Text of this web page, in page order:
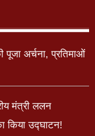
पूजा अर्चना, प्रतिमाओं
मंत्री ललन
किया उद्घाटन!